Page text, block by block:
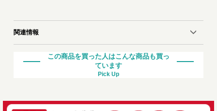
関連情報
この商品を買った人はこんな商品も買っ
ています
Pick Up